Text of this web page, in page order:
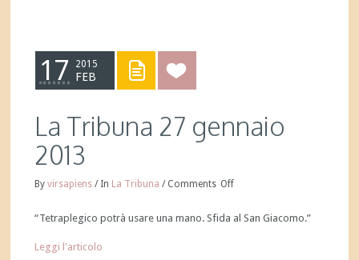
17 2015
FEB
La Tribuna 27 gennaio
2013
Byvirsapiens / In La Tribuna / Comments Off
“Tetraplegico potrà usare una mano. Sfida al San Giacomo.”
Leggi l'articolo